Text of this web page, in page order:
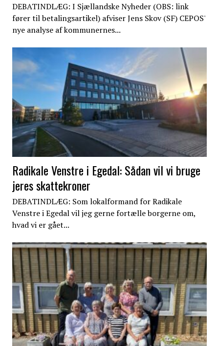
DEBATINDLÆG: I Sjællandske Nyheder (OBS: link
fører til betalingsartikel) afviser Jens Skov (SF) CEPOS'
nye analyse af kommunernes...
Radikale Venstre i Egedal: Sådan vil vi bruge
jeres skattekroner
DEBATINDLÆG: Som lokalformand for Radikale
Venstre i Egedal vil jeg gerne fortælle borgerne om,
hvad vi er gået...